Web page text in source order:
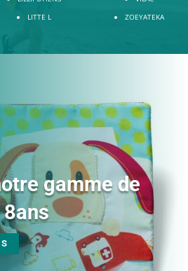
LITTE L
ZOEYATEKA
gamme de
8ans